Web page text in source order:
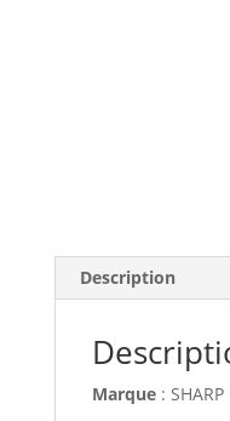
Description
Marque: SHARP